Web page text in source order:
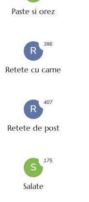
Paste si orez
R
Retete cu carne
386
R
Retete de post
407
S
Salate
175